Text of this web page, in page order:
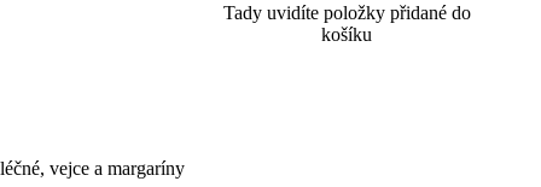
vejce a margaríny
Tady uvidíte položky přidané do
košíku